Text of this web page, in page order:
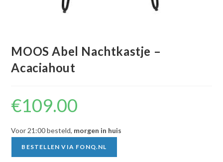
MOOS Abel Nachtkastje –
Acaciahout
€109.00
Voor 21:00 besteld, morgen in huis
BESTELLEN VIA FONQ.NL